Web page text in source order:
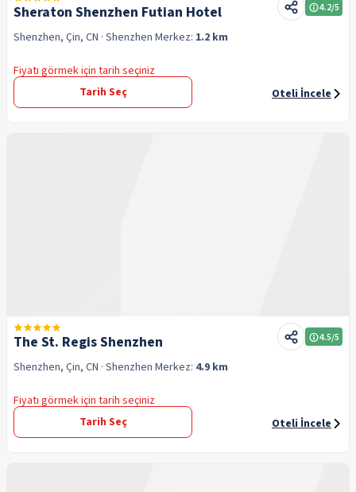
Sheraton Shenzhen Futian Hotel 4.2/5
Shenzhen, Çin, CN · Shenzhen Merkez: 1.2 km
Fiyatı görmek için tarih seçiniz
Tarih Seç
Oteli İncele
The St. Regis Shenzhen 4.5/5
Shenzhen, Çin, CN · Shenzhen Merkez: 4.9 km
Fiyatı görmek için tarih seçiniz
Tarih Seç
Oteli İncele